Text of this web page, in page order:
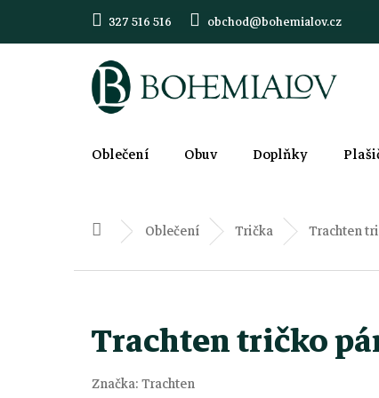
327 516 516 obchod@bohemialov.cz
Oblečení Obuv Doplňky
Domů Oblečení Trička Trachten
Trachten tričko
Značka:Trachten